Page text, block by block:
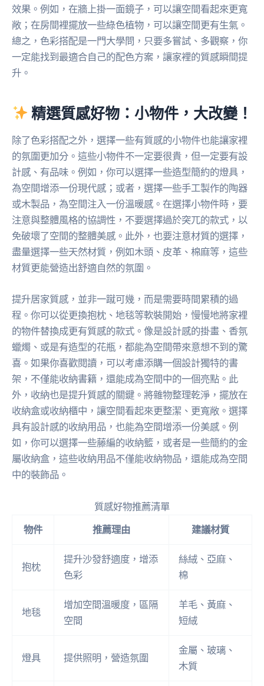
效果。例如，在牆上掛一面鏡子，可以讓空間看起來更寬
敞；在房間裡擺放一些綠色植物，可以讓空間更有生氣。
總之，色彩搭配是一門大學問，只要多嘗試、多觀察，你
一定能找到最適合自己的配色方案，讓家裡的質感瞬間提
升。
精選質感好物：小物件，大改變！
除了色彩搭配之外，選擇一些有質感的小物件也能讓家裡
的氛圍更加分。這些小物件不一定要很貴，但一定要有設
計感、有品味。例如，你可以選擇一些造型簡約的燈具，
為空間增添一份現代感；或者，選擇一些手工製作的陶器
或木製品，為空間注入一份溫暖感。在選擇小物件時，要
注意與整體風格的協調性，不要選擇過於突兀的款式，以
免破壞了空間的整體美感。此外，也要注意材質的選擇，
盡量選擇一些天然材質，例如木頭、皮革、棉麻等，這些
材質更能營造出舒適自然的氛圍。
提升居家質感，並非一蹴可幾，而是需要時間累積的過
程。你可以從更換抱枕、地毯等軟裝開始，慢慢地將家裡
的物件替換成更有質感的款式。像是設計感的掛畫、香氛
蠟燭、或是有造型的花瓶，都能為空間帶來意想不到的驚
喜。如果你喜歡閱讀，可以考慮添購一個設計獨特的書
架，不僅能收納書籍，還能成為空間中的一個亮點。此
外，收納也是提升質感的關鍵。將雜物整理乾淨，擺放在
收納盒或收納櫃中，讓空間看起來更整潔、更寬敞。選擇
具有設計感的收納用品，也能為空間增添一份美感。例
如，你可以選擇一些藤編的收納籃，或者是一些簡約的金
屬收納盒，這些收納用品不僅能收納物品，還能成為空間
中的裝飾品。
質感好物推薦清單
物件
推薦理由 建議材質
抱枕
提升沙發舒適度，增添
色彩
絲絨、亞麻、
棉
地毯
增加空間溫暖度，區隔
空間
羊毛、黃麻、
短絨
燈具 提供照明，營造氛圍
金屬、玻璃、
木質